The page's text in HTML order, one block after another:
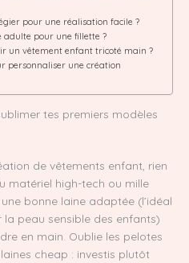
pour une réalisation facile ?
adulte pour une fillette ?
un vêtement enfant tricoté main ?
personnaliser une création
tes premiers modèles
de vêtements enfant, rien
matériel high-tech ou mille
bonne laine adaptée (l’idéal
peau sensible des enfants)
en main. Oublie les pelotes
cheap : investis plutôt